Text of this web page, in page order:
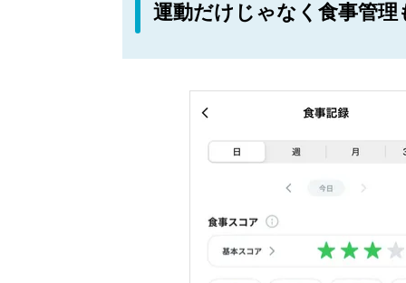
運動だけじゃなく食事管理